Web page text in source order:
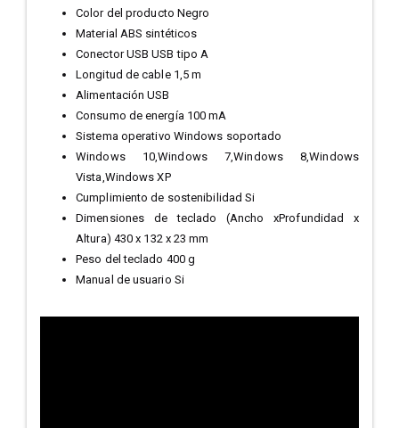
Color del producto Negro
Material ABS sintéticos
Conector USB USB tipo A
Longitud de cable 1,5 m
Alimentación USB
Consumo de energía 100 mA
Sistema operativo Windows soportado
Windows 10,Windows 7,Windows 8,Windows
Vista,Windows XP
Cumplimiento de sostenibilidad Si
Dimensiones de teclado (Ancho xProfundidad x
Altura) 430 x 132 x 23 mm
Peso del teclado 400 g
Manual de usuario Si